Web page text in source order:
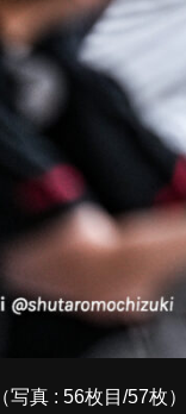
（写真 : 56枚目/57枚